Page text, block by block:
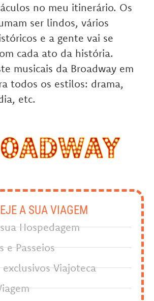
no meu itinerário. Os
ser lindos, vários
e a gente vai se
cada ato da história.
musicais da Broadway em
todos os estilos: drama,
etc.
A SUA VIAGEM
Hospedagem
e Passeios
exclusivos Viajoteca